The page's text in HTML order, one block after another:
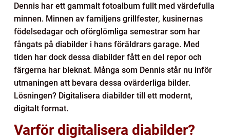
Dennis har ett gammalt fotoalbum fullt med värdefulla
minnen. Minnen av familjens grillfester, kusinernas
födelsedagar och oförglömliga semestrar som har
fångats på diabilder i hans föräldrars garage. Med
tiden har dock dessa diabilder fått en del repor och
färgerna har bleknat. Många som Dennis står nu inför
utmaningen att bevara dessa ovärderliga bilder.
Lösningen? Digitalisera diabilder till ett modernt,
digitalt format.
Varför digitalisera diabilder?